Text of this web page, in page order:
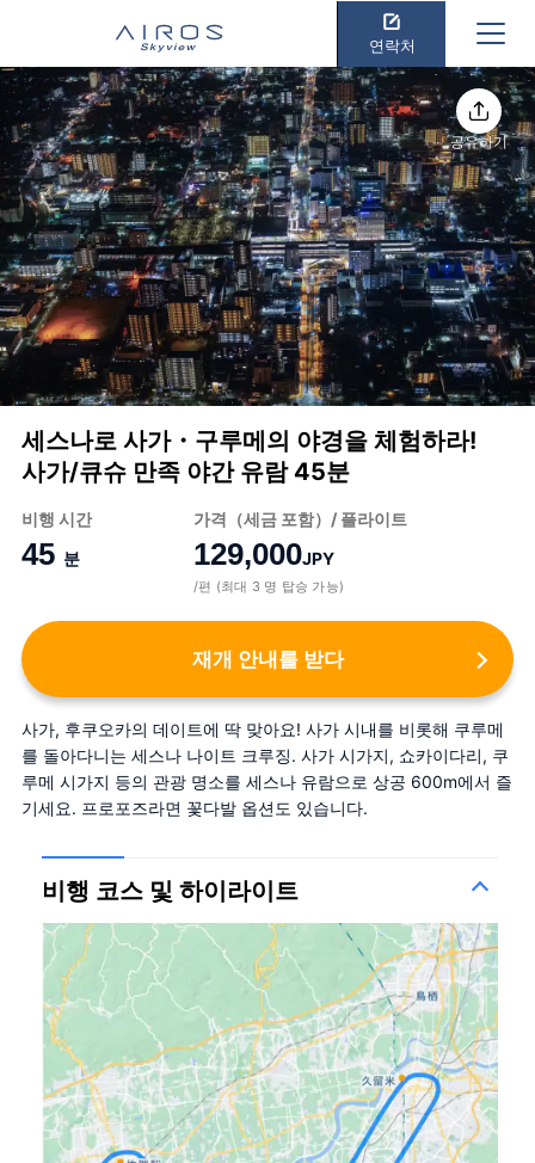
연락처
공유하기
세스나로 사가・구루메의 야경을 체험하라!
사가/큐슈 만족 야간 유람 45분
비행 시간
45 분
가격（세금 포함）/ 플라이트
129,000JPY
/편 (최대 3 명 탑승 가능)
재개 안내를 받다
사가, 후쿠오카의 데이트에 딱 맞아요! 사가 시내를 비롯해 쿠루메
를 돌아다니는 세스나 나이트 크루징. 사가 시가지, 쇼카이다리, 쿠
루메 시가지 등의 관광 명소를 세스나 유람으로 상공 600m에서 즐
기세요. 프로포즈라면 꽃다발 옵션도 있습니다.
비행 코스 및 하이라이트